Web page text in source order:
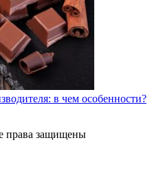
в чем особенности?
права защищены